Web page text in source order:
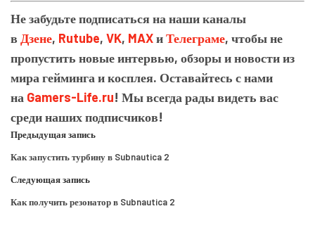
Не забудьте подписаться на наши каналы
в Дзене, Rutube, VK, MAXиТелеграме, чтобы не
пропустить новые интервью, обзоры и новости из
мира гейминга и косплея. Оставайтесь с нами
на Gamers-Life.ru! Мы всегда рады видеть вас
среди наших подписчиков!
Предыдущая запись
Как запустить турбину в Subnautica 2
Следующая запись
Как получить резонатор в Subnautica 2